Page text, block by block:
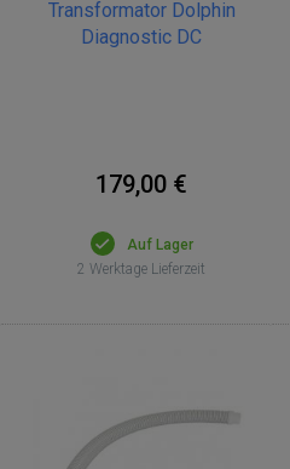
Transformator Dolphin
Diagnostic DC
179,00 €
Auf Lager
2 Werktage Lieferzeit